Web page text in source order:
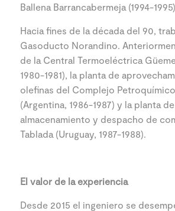
Ballena Barrancabermeja (1994-
Hacia fines de la década del 90,
Gasoducto Norandino.
de la Central Termoeléctrica
1980-1981), la planta de
olefinas del Complejo
(Argentina, 1986-1987) y la planta de
almacenamiento y despacho de
Tablada (Uruguay, 1987-1988).
El valor de la experiencia
Desde 2015 el ingeniero se